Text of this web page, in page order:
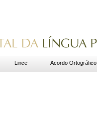
Lince Acordo Ortográfico